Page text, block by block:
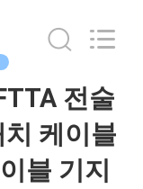
전술
치 케이블
블 기지